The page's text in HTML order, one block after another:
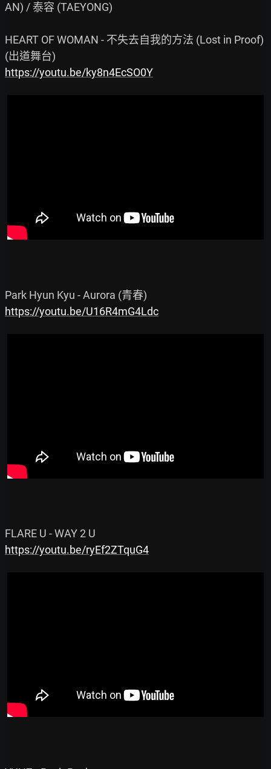
AN) / 泰容 (TAEYONG)
HEART OF WOMAN - 不失去自我的方法 (Lost in Proof)
https://youtu.be/ky8n4EcSO0Y
https://youtu.be/U16R4mG4Ldc
https://youtu.be/ryEf2ZTquG4